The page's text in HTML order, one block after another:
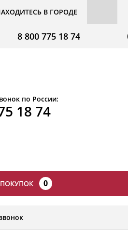
В ГОРОДЕ
8 800 775 18 74
по России:
18 74
0